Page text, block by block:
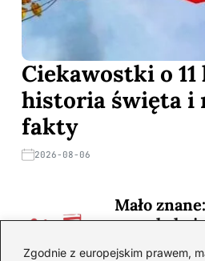
Zgodnie z europejskim prawem,
Ciekawostki o
historia święta i
fakty
2026-08-06
Mało
—
2026-08-03